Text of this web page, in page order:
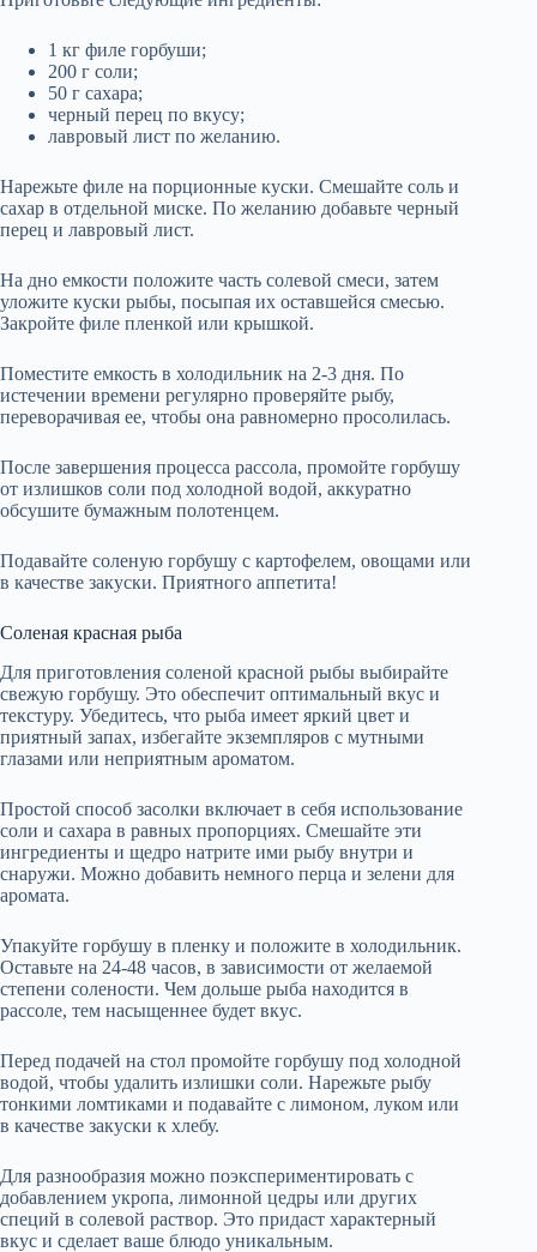
1 кг филе горбуши;
200 г соли;
50 г сахара;
черный перец по вкусу;
лавровый лист по желанию.
Нарежьте филе на порционные куски. Смешайте соль и
сахар в отдельной миске. По желанию добавьте черный
перец и лавровый лист.
На дно емкости положите часть солевой смеси, затем
уложите куски рыбы, посыпая их оставшейся смесью.
Закройте филе пленкой или крышкой.
Поместите емкость в холодильник на 2-3 дня. По
истечении времени регулярно проверяйте рыбу,
переворачивая ее, чтобы она равномерно просолилась.
После завершения процесса рассола, промойте горбушу
от излишков соли под холодной водой, аккуратно
обсушите бумажным полотенцем.
Подавайте соленую горбушу с картофелем, овощами или
в качестве закуски. Приятного аппетита!
Соленая красная рыба
Для приготовления соленой красной рыбы выбирайте
свежую горбушу. Это обеспечит оптимальный вкус и
текстуру. Убедитесь, что рыба имеет яркий цвет и
приятный запах, избегайте экземпляров с мутными
глазами или неприятным ароматом.
Простой способ засолки включает в себя использование
соли и сахара в равных пропорциях. Смешайте эти
ингредиенты и щедро натрите ими рыбу внутри и
снаружи. Можно добавить немного перца и зелени для
аромата.
Упакуйте горбушу в пленку и положите в холодильник.
Оставьте на 24-48 часов, в зависимости от желаемой
степени солености. Чем дольше рыба находится в
рассоле, тем насыщеннее будет вкус.
Перед подачей на стол промойте горбушу под холодной
водой, чтобы удалить излишки соли. Нарежьте рыбу
тонкими ломтиками и подавайте с лимоном, луком или
в качестве закуски к хлебу.
Для разнообразия можно поэкспериментировать с
добавлением укропа, лимонной цедры или других
специй в солевой раствор. Это придаст характерный
вкус и сделает ваше блюдо уникальным.